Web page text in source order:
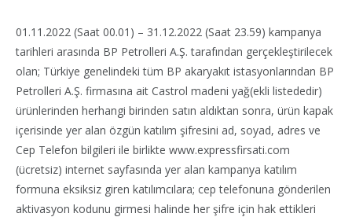
01.11.2022 (Saat 00.01) – 31.12.2022 (Saat 23.59) kampanya
tarihleri arasında BP Petrolleri A.Ş. tarafından gerçekleştirilecek
olan; Türkiye genelindeki tüm BP akaryakıt istasyonlarından BP
Petrolleri A.Ş. firmasına ait Castrol madeni yağ(ekli listededir)
ürünlerinden herhangi birinden satın aldıktan sonra, ürün kapak
içerisinde yer alan özgün katılım şifresini ad, soyad, adres ve
Cep Telefon bilgileri ile birlikte www.expressfirsati.com
(ücretsiz) internet sayfasında yer alan kampanya katılım
formuna eksiksiz giren katılımcılara; cep telefonuna gönderilen
aktivasyon kodunu girmesi halinde her şifre için hak ettikleri